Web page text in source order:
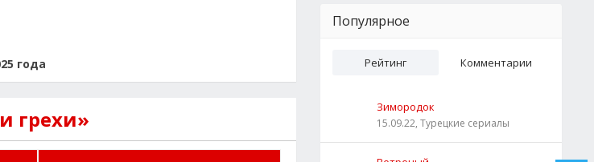
года
грехи»
Популярное
Рейтинг Комментарии
Зимородок
15.09.22, Турецкие сериалы